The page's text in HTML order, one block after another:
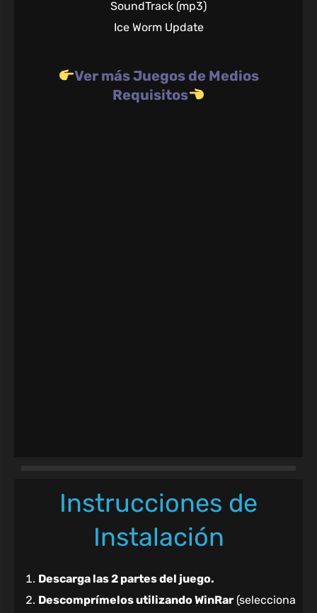
SoundTrack (mp3)
Ice Worm Update
Ver más Juegos de Medios
Requisitos
Instrucciones de
Instalación
Descarga las 2 partes del juego.
Descomprímelos utilizando WinRar (selecciona